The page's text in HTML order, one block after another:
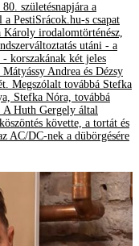
születésnapjára a
PestiSrácok.hu-s csapat
Károly irodalomtörténész,
utáni - a
korszakának két jeles
Andrea és Dézsy
Megszólalt továbbá Stefka
Stefka Nóra, továbbá
A Huth Gergely által
követte, a tortát és
AC/DC-nek a dübörgésére